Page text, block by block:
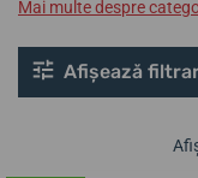
Mai multe despre
Afișează